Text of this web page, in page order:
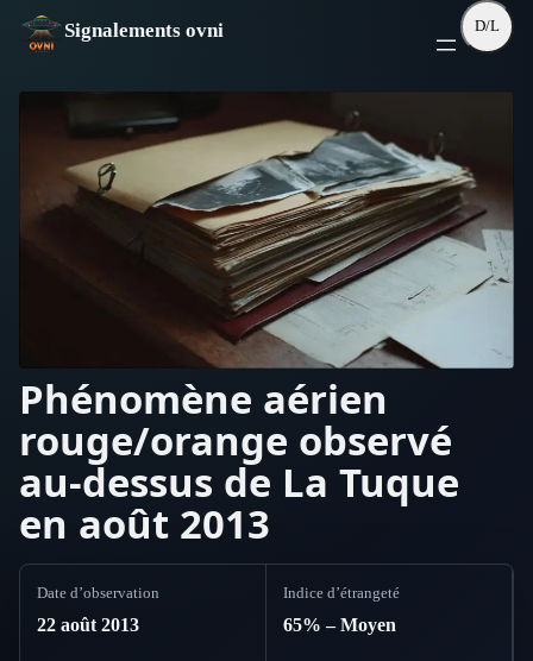
Aller
Signalements ovni D/L
Phénomène aérien
rouge/orange observé
au-dessus de La Tuque
en août 2013
Date d’observation
22 août 2013
Indice d’étrangeté
65% – Moyen